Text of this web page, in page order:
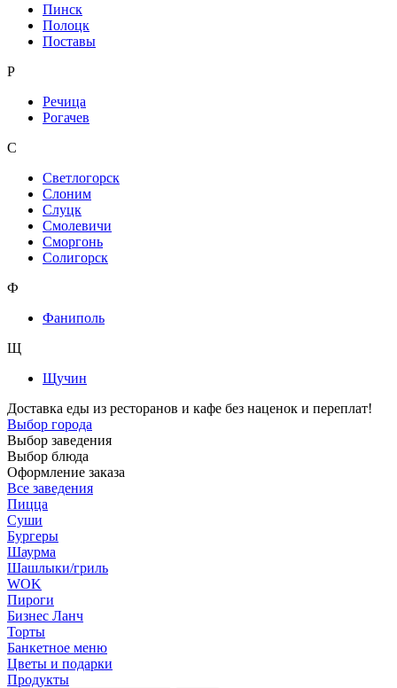
Пинск
Полоцк
Поставы
Р
Речица
Рогачев
С
Светлогорск
Слоним
Слуцк
Смолевичи
Сморгонь
Солигорск
Ф
Фаниполь
Щ
Щучин
Доставка еды из ресторанов и кафе без наценок и переплат!
Выбор города
Выбор заведения
Выбор блюда
Оформление заказа
Все заведения
Пицца
Суши
Бургеры
Шаурма
Шашлыки/гриль
WOK
Пироги
Бизнес Ланч
Торты
Банкетное меню
Цветы и подарки
Продукты